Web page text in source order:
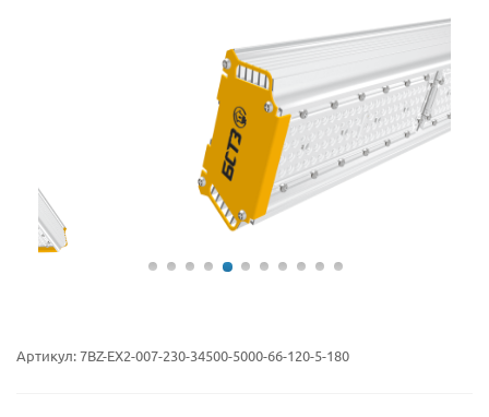
Артикул:7BZ-EX2-007-230-34500-5000-66-120-5-180